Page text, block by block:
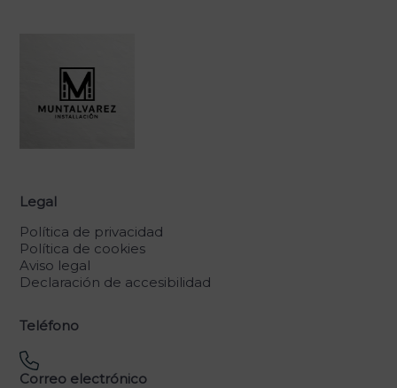
Legal
Política de privacidad
Política de cookies
Aviso legal
Declaración de accesibilidad
Teléfono
Correo electrónico